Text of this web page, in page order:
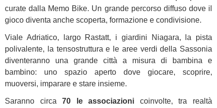
curate dalla Memo Bike. Un grande percorso diffuso dove il
gioco diventa anche scoperta, formazione e condivisione.
Viale Adriatico, largo Rastatt, i giardini Niagara, la pista
polivalente, la tensostruttura e le aree verdi della Sassonia
diventeranno una grande città a misura di bambina e
bambino: uno spazio aperto dove giocare, scoprire,
muoversi, imparare e stare insieme.
Saranno circa70 le associazioni coinvolte, tra realtà